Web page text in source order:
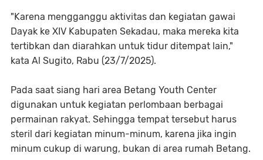
"Karena mengganggu aktivitas dan kegiatan gawai
Dayak ke XIV Kabupaten Sekadau, maka mereka kita
tertibkan dan diarahkan untuk tidur ditempat lain,"
kata Al Sugito, Rabu (23/7/2025).
Pada saat siang hari area Betang Youth Center
digunakan untuk kegiatan perlombaan berbagai
permainan rakyat. Sehingga tempat tersebut harus
steril dari kegiatan minum-minum, karena jika ingin
minum cukup di warung, bukan di area rumah Betang.